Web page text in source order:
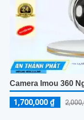
Camera Imou 360
1,700,000 ₫